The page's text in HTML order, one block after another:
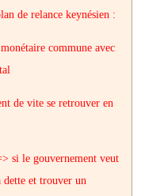
de relance keynésien :
commune avec
de vite se retrouver en
si le gouvernement veut
dette et trouver un